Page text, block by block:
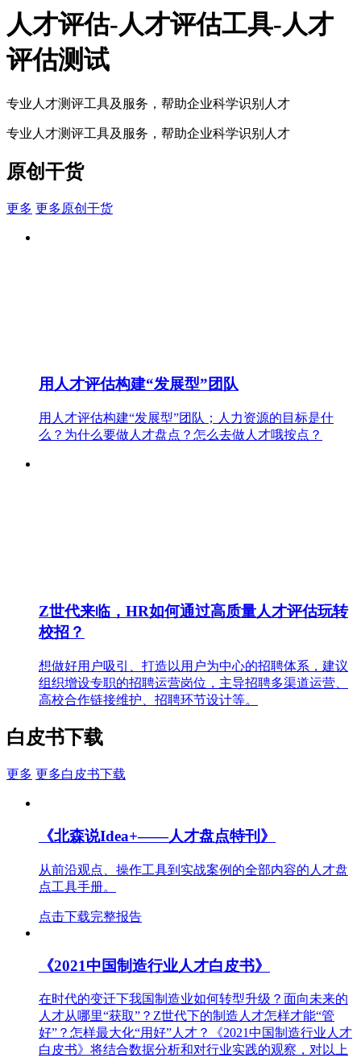
人才评估-人才评估工具-人才
评估测试
专业人才测评工具及服务，帮助企业科学识别人才
专业人才测评工具及服务，帮助企业科学识别人才
原创干货
更多 更多原创干货
用人才评估构建“发展型”团队
用人才评估构建“发展型”团队；人力资源的目标是什
么？为什么要做人才盘点？怎么去做人才哦按点？
Z世代来临，HR如何通过高质量人才评估玩转
校招？
想做好用户吸引、打造以用户为中心的招聘体系，建议
组织增设专职的招聘运营岗位，主导招聘多渠道运营、
高校合作链接维护、招聘环节设计等。
白皮书下载
更多 更多白皮书下载
《北森说Idea+——人才盘点特刊》
从前沿观点、操作工具到实战案例的全部内容的人才盘
点工具手册。
点击下载完整报告
《2021中国制造行业人才白皮书》
在时代的变迁下我国制造业如何转型升级？面向未来的
人才从哪里“获取”？Z世代下的制造人才怎样才能“管
好”？怎样最大化“用好”人才？《2021中国制造行业人才
白皮书》将结合数据分析和对行业实践的观察，对以上